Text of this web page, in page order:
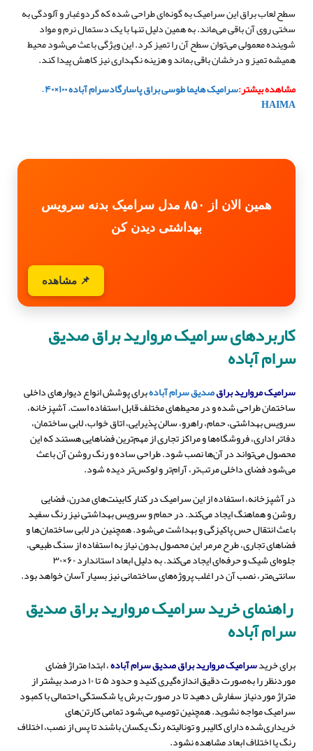
سطح لعاب براق این سرامیک به گونه‌ای طراحی شده که گردوغبار و آلودگی به
سختی روی آن باقی می‌ماند. به همین دلیل تنها با یک دستمال نرم و مواد
شوینده معمولی می‌توان سطح آن را تمیز کرد. این ویژگی باعث می‌شود محیط
همیشه تمیز و درخشان باقی بماند و هزینه نگهداری نیز کاهش پیدا کند.
مشاهده بیشتر:
سرامیک هایما طوسی براق پاسارگادسرام آباده ۱۰۰×۴۰ –
HAIMA
همین الان از ۸۵۰ مدل سرامیک بدنه سرویس
بهداشتی دیدن کن
📌 مشاهده
کاربردهای سرامیک مروارید براق صدیق
سرام آباده
سرامیک مروارید براقصدیق سرام آبادهبرای پوشش انواع دیوارهای داخلی
ساختمان طراحی شده و در محیط‌های مختلف قابل استفاده است. آشپزخانه،
سرویس بهداشتی، حمام، راهرو، سالن پذیرایی، اتاق خواب، لابی ساختمان،
دفاتر اداری، فروشگاه‌ها و مراکز تجاری از مهم‌ترین فضاهایی هستند که این
محصول می‌تواند در آن‌ها نصب شود. طراحی ساده و رنگ روشن آن باعث
می‌شود فضای داخلی مرتب‌تر، آرام‌تر و لوکس‌تر دیده شود.
در آشپزخانه، استفاده از این سرامیک در کنار کابینت‌های مدرن، فضایی
روشن و هماهنگ ایجاد می‌کند. در حمام و سرویس بهداشتی نیز رنگ سفید
باعث انتقال حس پاکیزگی و بهداشت می‌شود. همچنین در لابی ساختمان‌ها و
فضاهای تجاری، طرح مرمر این محصول بدون نیاز به استفاده از سنگ طبیعی،
جلوه‌ای شیک و حرفه‌ای ایجاد می‌کند. به دلیل ابعاد استاندارد ۶۰×۳۰
سانتی‌متر، نصب آن در اغلب پروژه‌های ساختمانی نیز بسیار آسان خواهد بود.
راهنمای خرید سرامیک مروارید براق صدیق
سرام آباده
برای خریدسرامیک مروارید براق صدیق سرام آباده، ابتدا متراژ فضای
موردنظر را به‌صورت دقیق اندازه‌گیری کنید و حدود ۵ تا ۱۰ درصد بیشتر از
متراژ موردنیاز سفارش دهید تا در صورت برش یا شکستگی احتمالی با کمبود
سرامیک مواجه نشوید. همچنین توصیه می‌شود تمامی کارتن‌های
خریداری‌شده دارای کالیبر و تونالیته رنگ یکسان باشند تا پس از نصب، اختلاف
رنگ یا اختلاف ابعاد مشاهده نشود.